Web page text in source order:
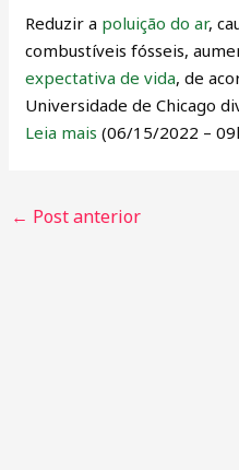
Reduzir a poluição do ar,
combustíveis fósseis,
expectativa de vida, de
Universidade de Chicago
Leia mais (06/15/2022 –
← Post anterior